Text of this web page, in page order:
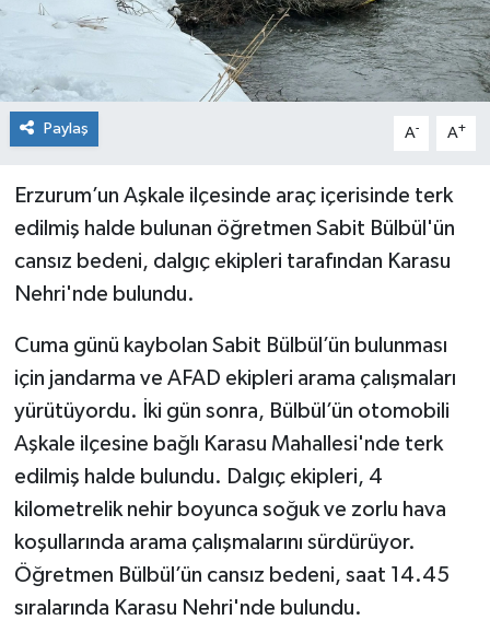
Paylaş A- A+
Erzurum’un Aşkale ilçesinde araç içerisinde terk
edilmiş halde bulunan öğretmen Sabit Bülbül'ün
cansız bedeni, dalgıç ekipleri tarafından Karasu
Nehri'nde bulundu.
Cuma günü kaybolan Sabit Bülbül’ün bulunması
için jandarma ve AFAD ekipleri arama çalışmaları
yürütüyordu. İki gün sonra, Bülbül’ün otomobili
Aşkale ilçesine bağlı Karasu Mahallesi'nde terk
edilmiş halde bulundu. Dalgıç ekipleri, 4
kilometrelik nehir boyunca soğuk ve zorlu hava
koşullarında arama çalışmalarını sürdürüyor.
Öğretmen Bülbül’ün cansız bedeni, saat 14.45
sıralarında Karasu Nehri'nde bulundu.